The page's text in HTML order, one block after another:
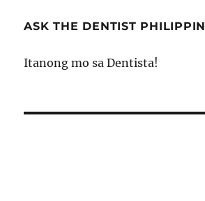
ASK THE DENTIST
Itanong mo sa Dentista!